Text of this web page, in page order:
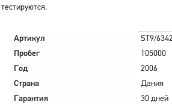
тестируются.
Артикул
ST9/
Пробег
105000
Год
2006
Страна
Дания
Гарантия
30 дней